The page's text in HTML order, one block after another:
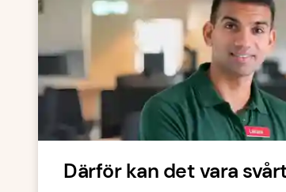
Därför kan det vara